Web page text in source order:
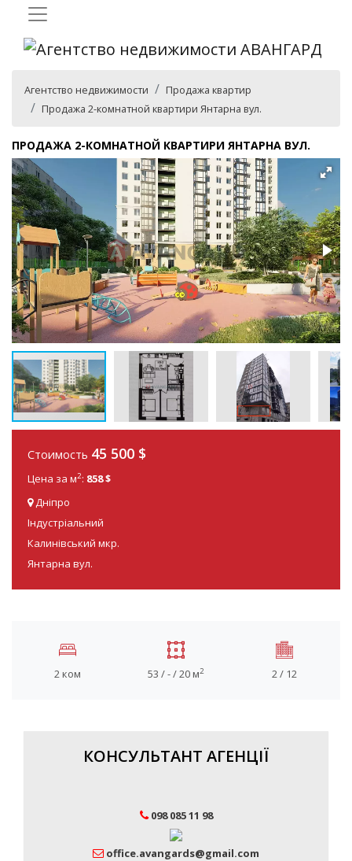
Агентство недвижимости
Продажа квартир
Продажа 2-комнатной квартири Янтарна вул.
ПРОДАЖА 2-КОМНАТНОЙ КВАРТИРИ ЯНТАРНА ВУЛ.
Стоимость 45 500 $
Цена за м2: 858 $
Дніпро
Індустріальний
Калинівський мкр.
Янтарна вул.
2 ком 53 / - / 20 м2 2 / 12
КОНСУЛЬТАНТ АГЕНЦІЇ
098 085 11 98
office.avangards@gmail.com